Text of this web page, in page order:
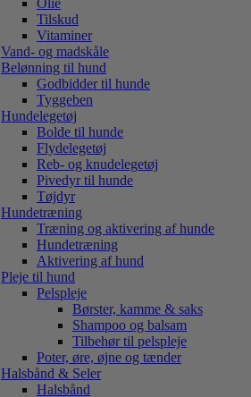
Olie
Tilskud
Vitaminer
Vand- og madskåle
Belønning til hund
Godbidder til hunde
Tyggeben
Hundelegetøj
Bolde til hunde
Flydelegetøj
Reb- og knudelegetøj
Pivedyr til hunde
Tøjdyr
Hundetræning
Træning og aktivering af hunde
Hundetræning
Aktivering af hund
Pleje til hund
Pelspleje
Børster, kamme & saks
Shampoo og balsam
Tilbehør til pelspleje
Poter, øre, øjne og tænder
Halsbånd & Seler
Halsbånd